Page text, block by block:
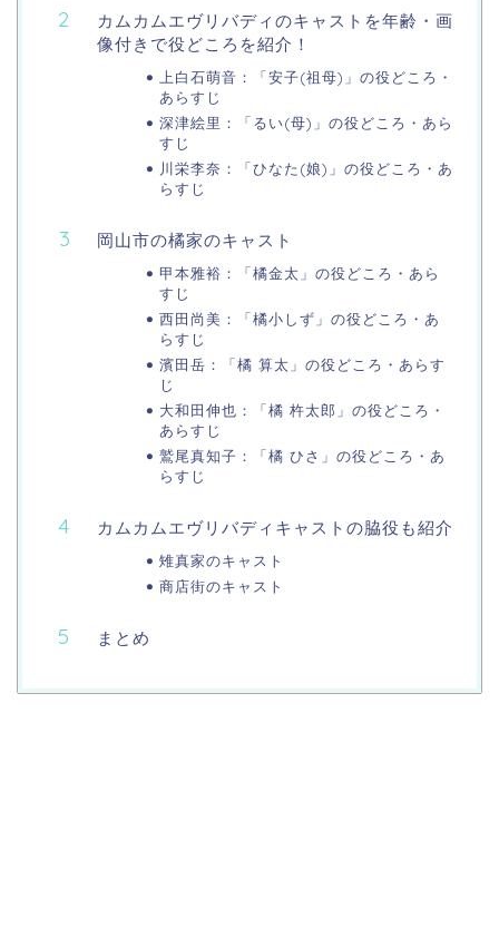
カムカムエヴリバディのキャストを年齢・画
像付きで役どころを紹介！
上白石萌音：「安子(祖母)」の役どころ・
あらすじ
深津絵里：「るい(母)」の役どころ・あら
すじ
川栄李奈：「ひなた(娘)」の役どころ・あ
らすじ
岡山市の橘家のキャスト
甲本雅裕：「橘金太」の役どころ・あら
すじ
西田尚美：「橘小しず」の役どころ・あ
らすじ
濱田岳：「橘 算太」の役どころ・あらす
じ
大和田伸也：「橘 杵太郎」の役どころ・
あらすじ
鷲尾真知子：「橘 ひさ」の役どころ・あ
らすじ
カムカムエヴリバディキャストの脇役も紹介
雉真家のキャスト
商店街のキャスト
まとめ